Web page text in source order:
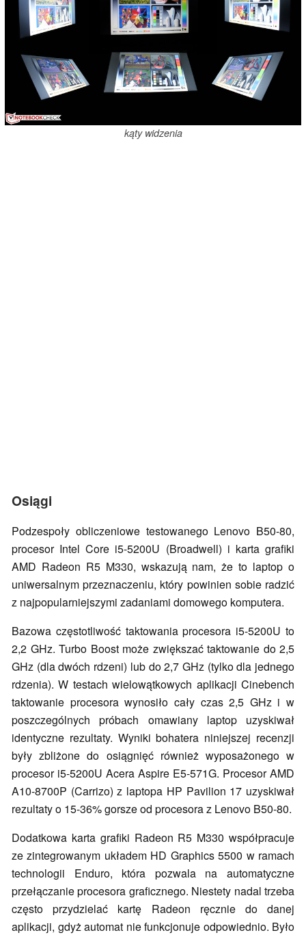
kąty widzenia
Osiągi
Podzespoły obliczeniowe testowanego Lenovo B50-80,
procesor Intel Core i5-5200U (Broadwell) i karta grafiki
AMD Radeon R5 M330, wskazują nam, że to laptop o
uniwersalnym przeznaczeniu, który powinien sobie radzić
z najpopularniejszymi zadaniami domowego komputera.
Bazowa częstotliwość taktowania procesora i5-5200U to
2,2 GHz. Turbo Boost może zwiększać taktowanie do 2,5
GHz (dla dwóch rdzeni) lub do 2,7 GHz (tylko dla jednego
rdzenia). W testach wielowątkowych aplikacji Cinebench
taktowanie procesora wynosiło cały czas 2,5 GHz i w
poszczególnych próbach omawiany laptop uzyskiwał
identyczne rezultaty. Wyniki bohatera niniejszej recenzji
były zbliżone do osiągnięć również wyposażonego w
procesor i5-5200U Acera Aspire E5-571G. Procesor AMD
A10-8700P (Carrizo) z laptopa HP Pavilion 17 uzyskiwał
rezultaty o 15-36% gorsze od procesora z Lenovo B50-80.
Dodatkowa karta grafiki Radeon R5 M330 współpracuje
ze zintegrowanym układem HD Graphics 5500 w ramach
technologii Enduro, która pozwala na automatyczne
przełączanie procesora graficznego. Niestety nadal trzeba
często przydzielać kartę Radeon ręcznie do danej
aplikacji, gdyż automat nie funkcjonuje odpowiednio. Było